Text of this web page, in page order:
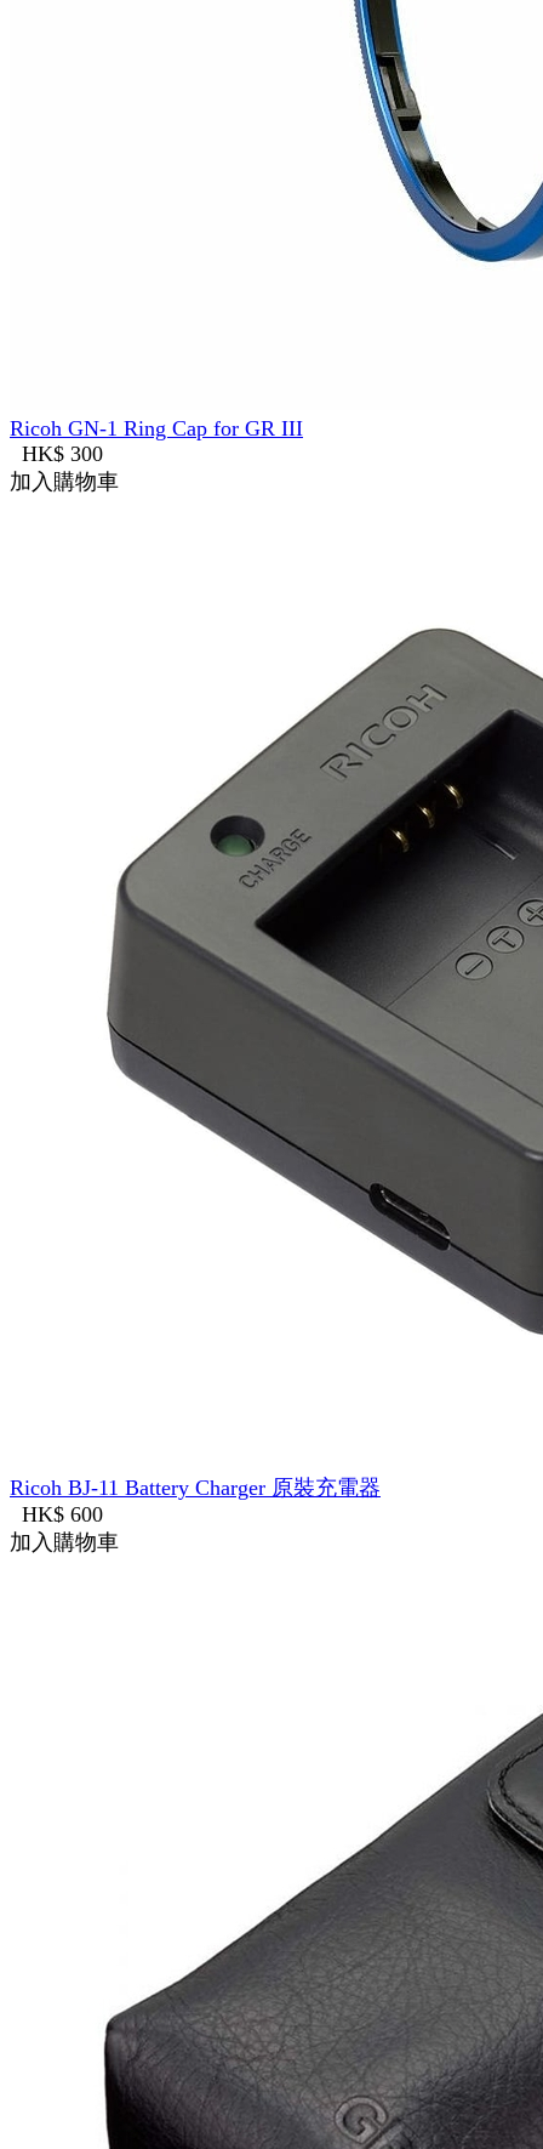
Ricoh GN-1 Ring Cap for GR III
HK$ 300
加入購物車
Ricoh BJ-11 Battery Charger 原裝充電器
HK$ 600
加入購物車